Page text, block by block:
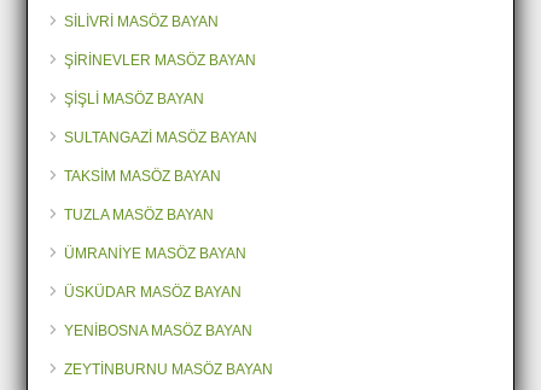
SİLİVRİ MASÖZ BAYAN
ŞİRİNEVLER MASÖZ BAYAN
ŞİŞLİ MASÖZ BAYAN
SULTANGAZİ MASÖZ BAYAN
TAKSİM MASÖZ BAYAN
TUZLA MASÖZ BAYAN
ÜMRANİYE MASÖZ BAYAN
ÜSKÜDAR MASÖZ BAYAN
YENİBOSNA MASÖZ BAYAN
ZEYTİNBURNU MASÖZ BAYAN